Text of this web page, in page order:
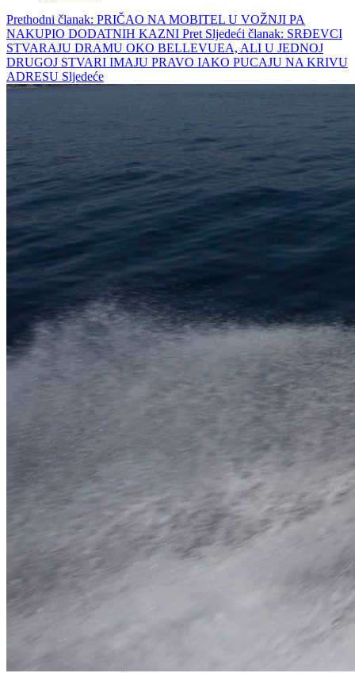
Prethodni članak: PRIČAO NA MOBITEL U VOŽNJI PA
NAKUPIO DODATNIH KAZNI Pret Sljedeći članak: SRĐEVCI
STVARAJU DRAMU OKO BELLEVUEA, ALI U JEDNOJ
DRUGOJ STVARI IMAJU PRAVO IAKO PUCAJU NA KRIVU
ADRESU Sljedeće